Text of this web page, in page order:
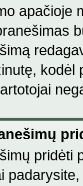
apačioje
kodėl
pridėti